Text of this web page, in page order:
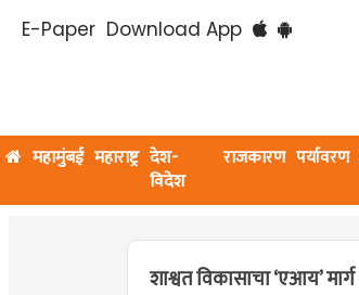
E-Paper Download App
महामुंबई महाराष्ट्र देश-
विदेश
राजकारण पर्यावरण
शाश्वत विकासाचा ‘एआय’ मार्ग